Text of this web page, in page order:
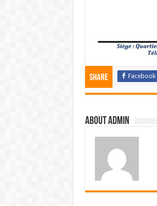
Share Facebook
About admin